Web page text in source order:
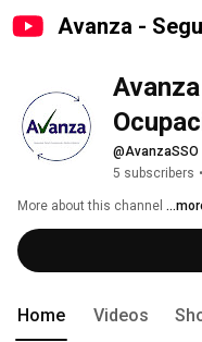
Avanza -
@AvanzaSSO
5 subscribers •
More about this channel
Home Videos